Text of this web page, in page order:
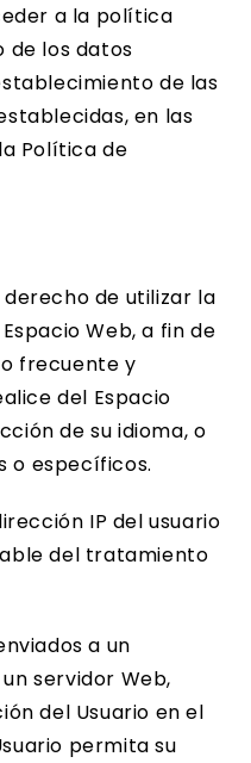
a la política
de los datos
de las
en las
Política de
de utilizar la
Web, a fin de
frecuente y
del Espacio
de su idioma, o
o específicos.
IP del usuario
del tratamiento
a un
servidor Web,
del Usuario en el
permita su